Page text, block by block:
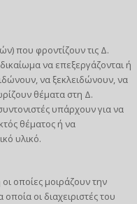
που φροντίζουν τις Δ.
να επεξεργάζονται ή
να ξεκλειδώνουν, να
θέματα στη Δ.
υπάρχουν για να
θέματος ή να
υλικό.
οποίες μοιράζουν την
οι διαχειριστές του